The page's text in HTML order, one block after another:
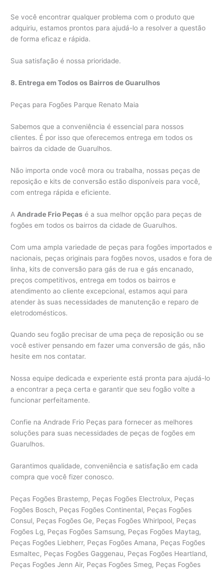
Se você encontrar qualquer problema com o produto que
adquiriu, estamos prontos para ajudá-lo a resolver a questão
de forma eficaz e rápida.
Sua satisfação é nossa prioridade.
8. Entrega em Todos os Bairros de Guarulhos
Peças para Fogões Parque Renato Maia
Sabemos que a conveniência é essencial para nossos
clientes. É por isso que oferecemos entrega em todos os
bairros da cidade de Guarulhos.
Não importa onde você mora ou trabalha, nossas peças de
reposição e kits de conversão estão disponíveis para você,
com entrega rápida e eficiente.
A Andrade Frio Peças é a sua melhor opção para peças de
fogões em todos os bairros da cidade de Guarulhos.
Com uma ampla variedade de peças para fogões importados e
nacionais, peças originais para fogões novos, usados e fora de
linha, kits de conversão para gás de rua e gás encanado,
preços competitivos, entrega em todos os bairros e
atendimento ao cliente excepcional, estamos aqui para
atender às suas necessidades de manutenção e reparo de
eletrodomésticos.
Quando seu fogão precisar de uma peça de reposição ou se
você estiver pensando em fazer uma conversão de gás, não
hesite em nos contatar.
Nossa equipe dedicada e experiente está pronta para ajudá-lo
a encontrar a peça certa e garantir que seu fogão volte a
funcionar perfeitamente.
Confie na Andrade Frio Peças para fornecer as melhores
soluções para suas necessidades de peças de fogões em
Guarulhos.
Garantimos qualidade, conveniência e satisfação em cada
compra que você fizer conosco.
Peças Fogões Brastemp, Peças Fogões Electrolux, Peças
Fogões Bosch, Peças Fogões Continental, Peças Fogões
Consul, Peças Fogões Ge, Peças Fogões Whirlpool, Peças
Fogões Lg, Peças Fogões Samsung, Peças Fogões Maytag,
Peças Fogões Liebherr, Peças Fogões Amana, Peças Fogões
Esmaltec, Peças Fogões Gaggenau, Peças Fogões Heartland,
Peças Fogões Jenn Air, Peças Fogões Smeg, Peças Fogões